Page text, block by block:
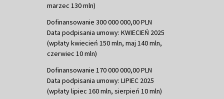
marzec 130 mln)
Dofinansowanie 300 000 000,00 PLN
Data podpisania umowy: KWIECIEŃ 2025
(wpłaty kwiecień 150 mln, maj 140 mln,
czerwiec 10 mln)
Dofinansowanie 170 000 000,00 PLN
Data podpisania umowy: LIPIEC 2025
(wpłaty lipiec 160 mln, sierpień 10 mln)